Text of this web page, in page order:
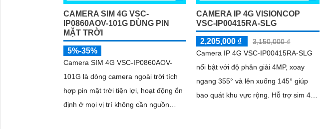
CAMERA SIM 4G VSC-
IP0860AOV-101G DÙNG PIN
MẶT TRỜI
5%-35%
Camera SIM 4G VSC-IP0860AOV-
101G là dòng camera ngoài trời tích
hợp pin mặt trời tiện lợi, hoạt động ổn
định ở mọi vị trí không cần nguồn
CAMERA IP 4G VISIONCOP
VSC-IP00415RA-SLG
2,205,000 ₫
3,150,000 ₫
Camera IP 4G VSC-IP00415RA-SLG
nổi bật với độ phân giải 4MP, xoay
ngang 355° và lên xuống 145° giúp
bao quát khu vực rộng. Hỗ trợ sim 4G